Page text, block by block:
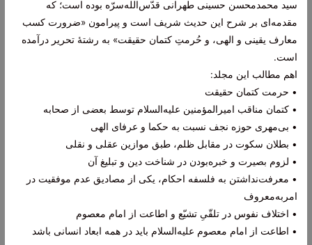
سید محمدمحسن حسینی طهرانی قدّس‌الله‌سرّه بوده است؛ که
مقدمه‌ای بر شرح این حدیث شریف است و پیرامون «ضرورت کسب
معارف یقینی و الهی، و حُرمتِ کتمان حقیقت» به رشتۀ تحریر درآمده
است.
اهم مطالب این مجلد:
• حرمت کتمان حقیقت
• کتمان مناقب امیرالمؤمنین علیه‌السلام توسط بعضی از صحابه
• بی‌مهری حوزه نجف نسبت به حکما و عرفای الهی
• بطلان سکوت در مقابل ظلم، طبق موازین عقلی و نقلی
• لزوم بصیرت و خبره‌بودن در شناخت دین و تبلیغ آن
• معرفت‌نداشتن به فلسفه احکام، یکی از مصادیق عدم موفقیت در
امر‌به‌معروف
• اختلاف نفوس در تلقّیِ تشیّع و اطاعت از امام معصوم
• اطاعت از امام معصوم علیه‌السلام باید در همه ابعاد انسانی باشد